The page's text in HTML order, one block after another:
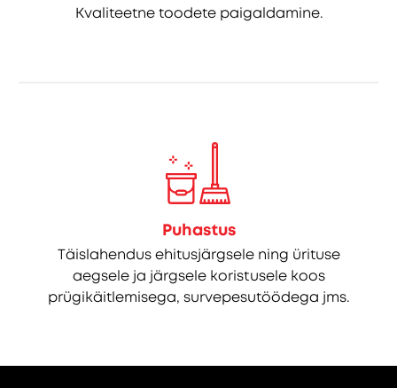
Kvaliteetne toodete paigaldamine.
Puhastus
Täislahendus ehitusjärgsele ning ürituse
aegsele ja järgsele koristusele koos
prügikäitlemisega, survepesutöödega jms.